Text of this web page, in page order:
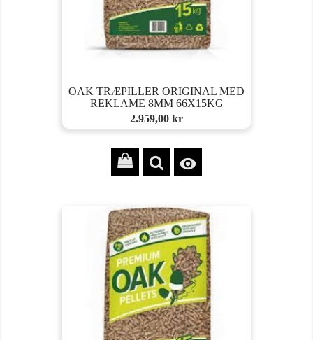
OAK TRÆPILLER ORIGINAL MED
REKLAME 8MM 66X15KG
Pris
2.959,00 kr
